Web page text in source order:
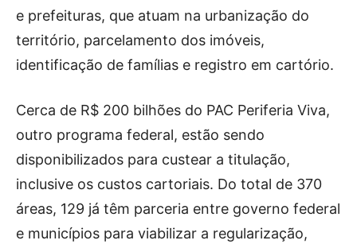
e prefeituras, que atuam na urbanização do
território, parcelamento dos imóveis,
identificação de famílias e registro em cartório.
Cerca de R$ 200 bilhões do PAC Periferia Viva,
outro programa federal, estão sendo
disponibilizados para custear a titulação,
inclusive os custos cartoriais. Do total de 370
áreas, 129 já têm parceria entre governo federal
e municípios para viabilizar a regularização,